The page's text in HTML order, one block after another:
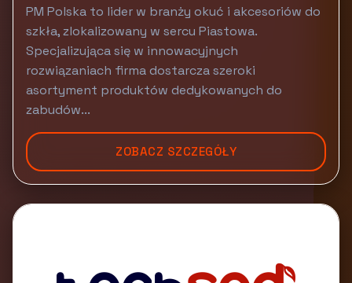
PM Polska to lider w branży okuć i akcesoriów do
szkła, zlokalizowany w sercu Piastowa.
Specjalizująca się w innowacyjnych
rozwiązaniach firma dostarcza szeroki
asortyment produktów dedykowanych do
zabudów...
ZOBACZ SZCZEGÓŁY